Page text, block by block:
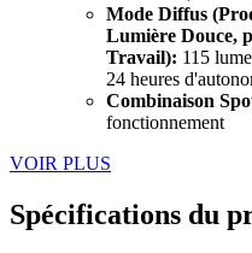
Mode Diffus
Lumière Douce,
Travail): 115
24 heures
Combinaison
fonctionnement
VOIR PLUS
Spécifications du